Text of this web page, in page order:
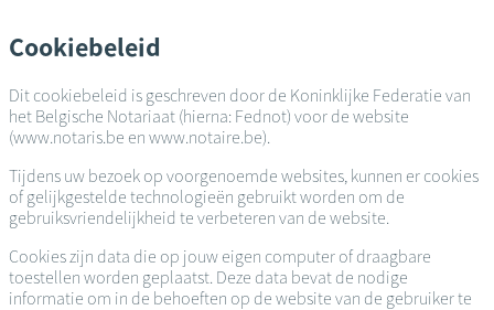
en
naar
inhoud
gaan
Cookiebeleid
Dit cookiebeleid is geschreven door de Koninklijke Federatie van
het Belgische Notariaat (hierna: Fednot) voor de website
(www.notaris.be en www.notaire.be).
Tijdens uw bezoek op voorgenoemde websites, kunnen er cookies
of gelijkgestelde technologieën gebruikt worden om de
gebruiksvriendelijkheid te verbeteren van de website.
Cookies zijn data die op jouw eigen computer of draagbare
toestellen worden geplaatst. Deze data bevat de nodige
informatie om in de behoeften op de website van de gebruiker te